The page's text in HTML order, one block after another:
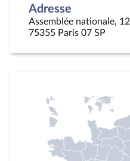
Adresse
Assemblée nationale,
75355 Paris 07 SP